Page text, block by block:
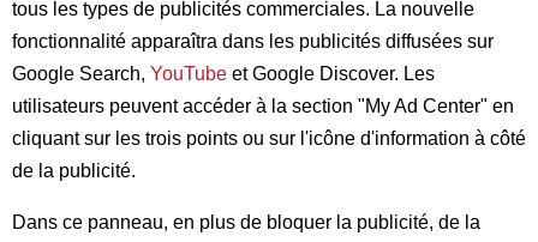
tous les types de publicités commerciales. La nouvelle
fonctionnalité apparaîtra dans les publicités diffusées sur
Google Search, YouTube et Google Discover. Les
utilisateurs peuvent accéder à la section "My Ad Center" en
cliquant sur les trois points ou sur l'icône d'information à côté
de la publicité.
Dans ce panneau, en plus de bloquer la publicité, de la